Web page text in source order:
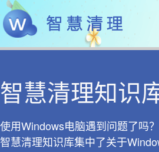
智慧清理知识
使用Windows电脑遇到问题了吗？
智慧清理知识库集中了关于